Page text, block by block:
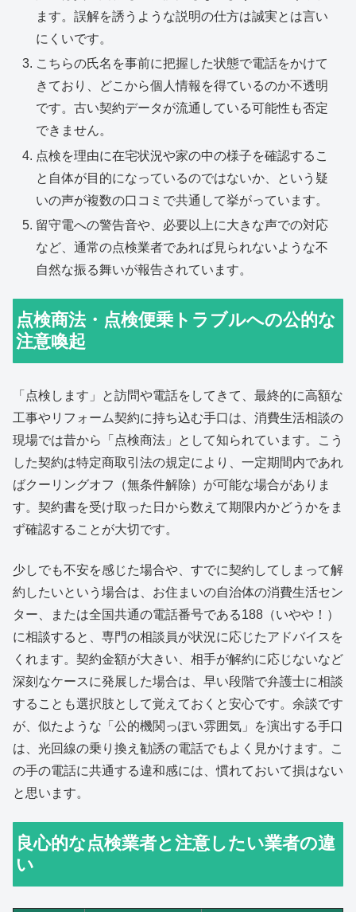
ます。誤解を誘うような説明の仕方は誠実とは言い
にくいです。
こちらの氏名を事前に把握した状態で電話をかけて
きており、どこから個人情報を得ているのか不透明
です。古い契約データが流通している可能性も否定
できません。
点検を理由に在宅状況や家の中の様子を確認するこ
と自体が目的になっているのではないか、という疑
いの声が複数の口コミで共通して挙がっています。
留守電への警告音や、必要以上に大きな声での対応
など、通常の点検業者であれば見られないような不
自然な振る舞いが報告されています。
点検商法・点検便乗トラブルへの公的な
注意喚起
「点検します」と訪問や電話をしてきて、最終的に高額な
工事やリフォーム契約に持ち込む手口は、消費生活相談の
現場では昔から「点検商法」として知られています。こう
した契約は特定商取引法の規定により、一定期間内であれ
ばクーリングオフ（無条件解除）が可能な場合がありま
す。契約書を受け取った日から数えて期限内かどうかをま
ず確認することが大切です。
少しでも不安を感じた場合や、すでに契約してしまって解
約したいという場合は、お住まいの自治体の消費生活セン
ター、または全国共通の電話番号である188（いやや！）
に相談すると、専門の相談員が状況に応じたアドバイスを
くれます。契約金額が大きい、相手が解約に応じないなど
深刻なケースに発展した場合は、早い段階で弁護士に相談
することも選択肢として覚えておくと安心です。余談です
が、似たような「公的機関っぽい雰囲気」を演出する手口
は、光回線の乗り換え勧誘の電話でもよく見かけます。こ
の手の電話に共通する違和感には、慣れておいて損はない
と思います。
良心的な点検業者と注意したい業者の違
い